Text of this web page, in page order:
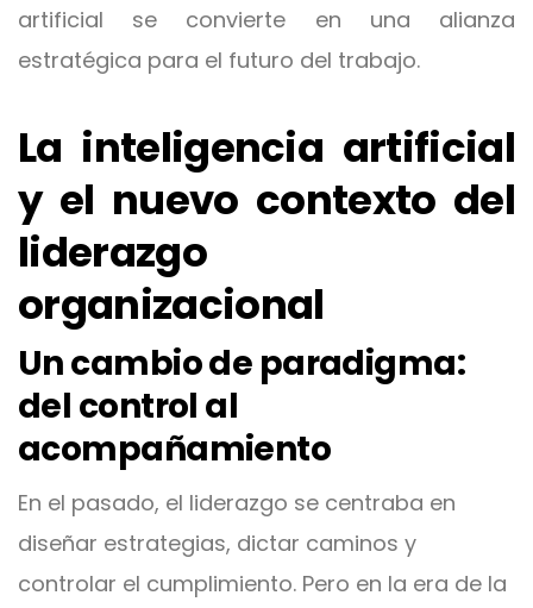
artificial se convierte en una alianza
estratégica para el futuro del trabajo.
La inteligencia artificial
y el nuevo contexto del
liderazgo
organizacional
Un cambio de paradigma:
del control al
acompañamiento
En el pasado, el liderazgo se centraba en
diseñar estrategias, dictar caminos y
controlar el cumplimiento. Pero en la era de la